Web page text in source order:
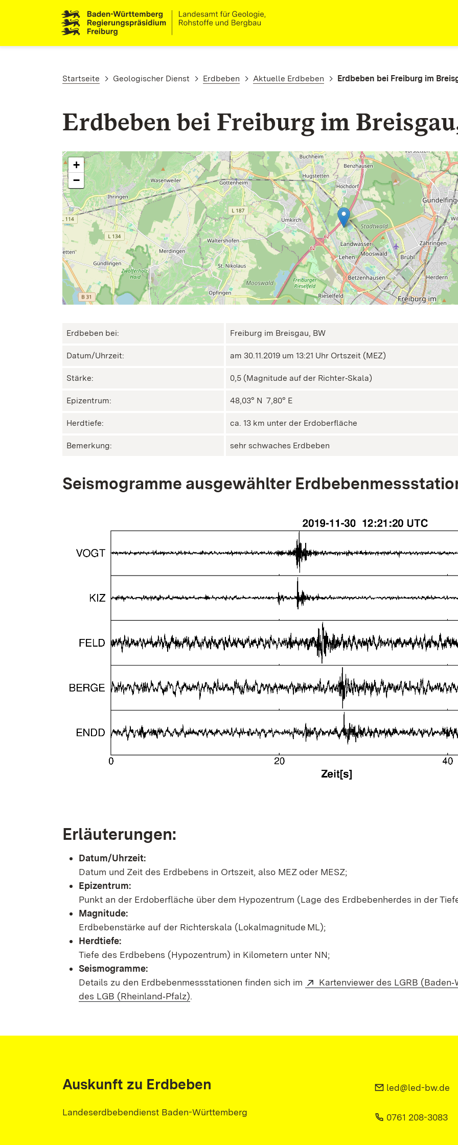
Pfadnavigation
Startseite Geologischer Dienst Erdbeben Aktuelle Erdbeben Erdbeben bei Freiburg im
Erdbeben bei Freiburg im
+
−
Erdbeben bei: Freiburg im Breisgau, BW
Datum/Uhrzeit: am 30.11.2019 um 13:21 Uhr Ortszeit (MEZ)
Stärke: 0,5 (Magnitude auf der Richter‑Skala)
Epizentrum: 48,03° N ㅤ 7,80° E
Herdtiefe: ca. 13 km unter der Erdoberfläche
Bemerkung: sehr schwaches Erdbeben
Seismogramme ausgewählter
Erläuterungen:
Datum/Uhrzeit:
Datum und Zeit des Erdbebens in Ortszeit, also MEZ oder MESZ;
Epizentrum:
Punkt an der Erdoberfläche über dem Hypozentrum (Lage des Erdbebenherdes in der
Magnitude:
Erdbebenstärke auf der Richterskala (Lokalmagnitude ML);
Herdtiefe:
Tiefe des Erdbebens (Hypozentrum) in Kilometern unter NN;
Seismogramme:
Details zu den Erdbebenmessstationen finden sich im
Kartenviewer des LGRB
des LGB (Rheinland‑Pfalz).
Auskunft zu Erdbeben
Landeserdbebendienst Baden-Württemberg
led@led-bw.de
0761 208-3083